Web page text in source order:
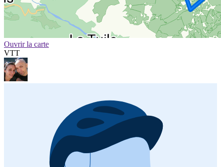
Ouvrir la carte
VTT